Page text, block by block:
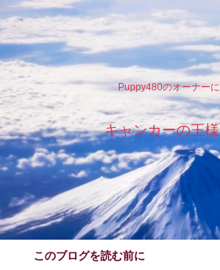
Puppy480のオーナーに
キャンカーの王
このブログを読む前に